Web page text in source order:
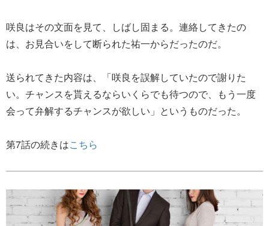
咲良はその文面を見て、しばし固まる。連絡してきたの
は、お見合いをして断られた祐一からだったのだ。
送られてきた内容は、「咲良を誤解していたので謝りた
い。チャンスを貰えるならいくらでも待つので、もう一度
会って弁解するチャンスが欲しい」というものだった。
第7話の続きはこちら